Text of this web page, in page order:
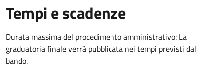
Tempi e scadenze
Durata massima del procedimento amministrativo: La
graduatoria finale verrà pubblicata nei tempi previsti dal
bando.